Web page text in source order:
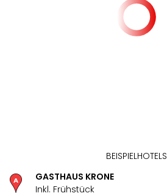
BEISPIELHOTELS
GASTHAUS KRONE
Inkl. Frühstück